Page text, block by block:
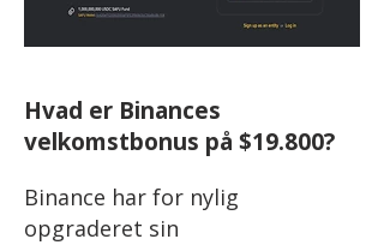
Hvad er Binances
velkomstbonus på $19.800?
Binance har for nylig
opgraderet sin